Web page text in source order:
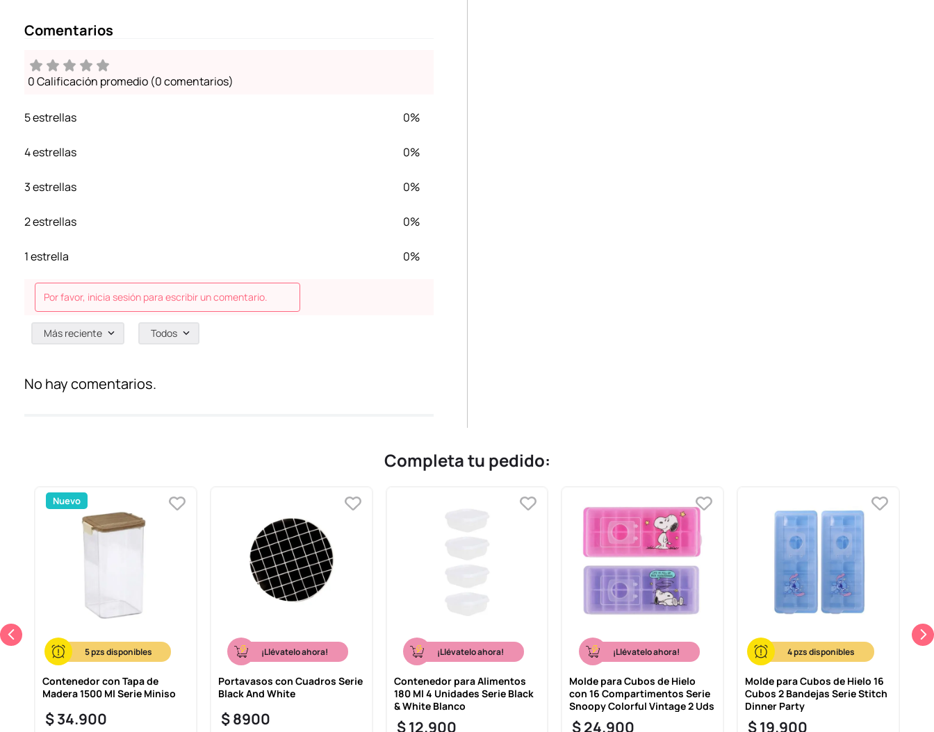
Comentarios
0 Calificación promedio (0 comentarios)
5 estrellas 0%
4 estrellas 0%
3 estrellas 0%
2 estrellas 0%
1 estrella 0%
Por favor, inicia sesión para escribir un comentario.
Más reciente Todos
No hay comentarios.
Completa tu pedido:
Nuevo
5
Contenedor con Tapa de
Madera 1500 Ml Serie Miniso
$34.900
¡Llévatelo ahora!
Portavasos con Cuadros Serie
Black And White
$8900
¡Llévatelo ahora!
Contenedor para Alimentos
180 Ml 4 Unidades Serie Black
& White Blanco
$12.900
¡Llévatelo ahora!
Molde para Cubos de Hielo
con 16 Compartimentos Serie
Snoopy Colorful Vintage 2 Uds
$24.900
4
Molde para Cubos de Hielo 16
Cubos 2 Bandejas Serie Stitch
Dinner Party
$19.900